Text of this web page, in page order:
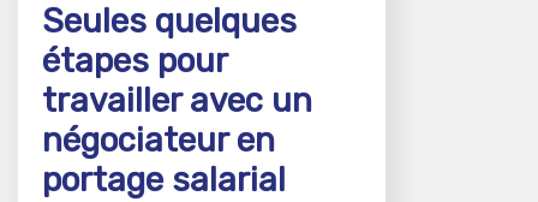
Seules quelques
étapes pour
travailler avec un
négociateur en
portage salarial